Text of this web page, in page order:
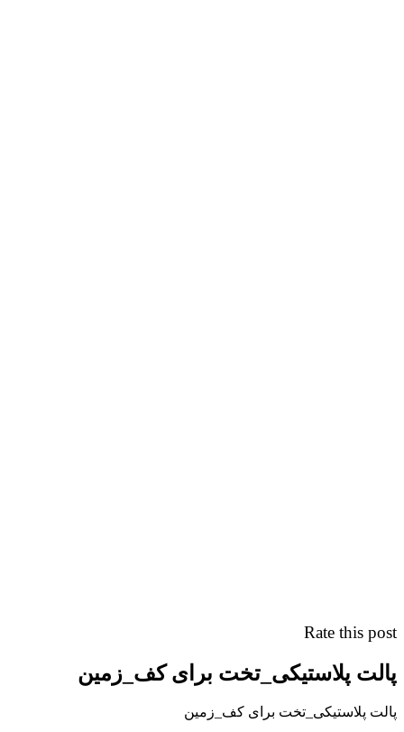
Rate this post
پالت پلاستیکی_تخت برای کف_زمین
پالت پلاستیکی_تخت برای کف_زمین